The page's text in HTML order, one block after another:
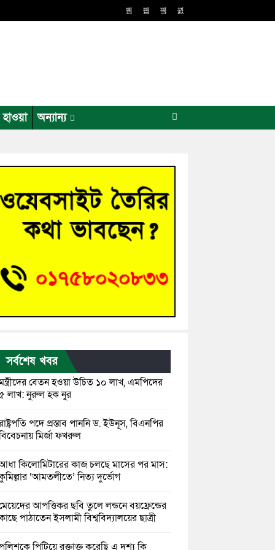
অন্যান্য
সর্বশেষ খবর
বেতন হওয়া উচিত ১০ লাখ, এমপিদের
লাখ: নুরুল হক নুর
পদে প্রস্তাব পাননি ড. ইউনূস, বিএনপির
মির্জা ফখরুল
কিলোমিটারের কাজ চলছে মাসের পর মাস:
‘আমতলীতে’ নিত্য দুর্ভোগ
আপত্তিকর ছবি তুলে লন্ডনে বয়ফ্রেন্ডের
পাঠাতেন ইসলামী বিশ্ববিদ্যালয়ের ছাত্রী
পিটিয়ে রক্তাক্ত করেছি এ দৃশ্য কি